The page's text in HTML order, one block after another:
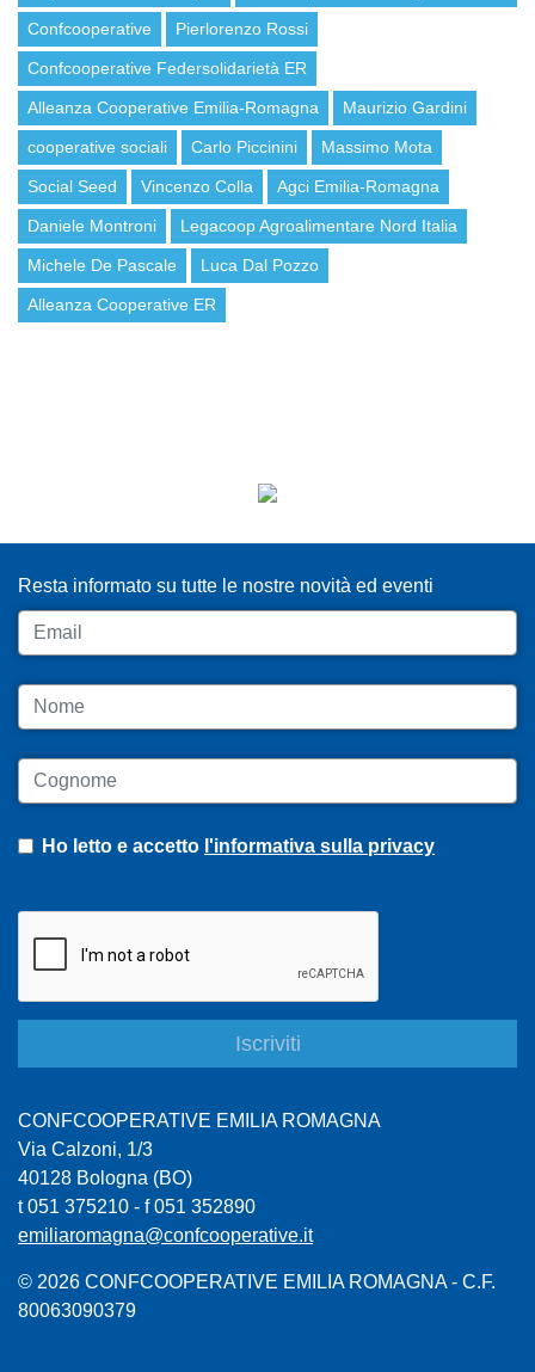
Confcooperative Pierlorenzo Rossi
Confcooperative Federsolidarietà ER
Alleanza Cooperative Emilia-Romagna Maurizio Gardini
cooperative sociali Carlo Piccinini Massimo Mota
Social Seed Vincenzo Colla Agci Emilia-Romagna
Daniele Montroni Legacoop Agroalimentare Nord Italia
Michele De Pascale Luca Dal Pozzo
Alleanza Cooperative ER
Resta informato su tutte le nostre novità ed eventi
Email
Nome
Cognome
Ho letto e accetto l'informativa sulla privacy
CONFCOOPERATIVE EMILIA ROMAGNA
Via Calzoni, 1/3
40128 Bologna (BO)
t 051 375210 - f 051 352890
emiliaromagna@confcooperative.it
© 2026 CONFCOOPERATIVE EMILIA ROMAGNA - C.F.
80063090379